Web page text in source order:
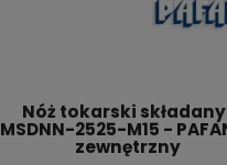
Nóż tokarski składany |
MSDNN-2525-M15 -
zewnętrzny